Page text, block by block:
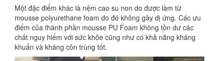
Một đặc điểm khác là nệm cao su non do được làm từ
mousse polyurethane foam do đó không gây dị ứng. Các ưu
điểm của thành phần mousse PU Foam không tồn dư các
chất nguy hiểm với sức khỏe cũng như có khả năng kháng
khuẩn và kháng côn trùng tốt.